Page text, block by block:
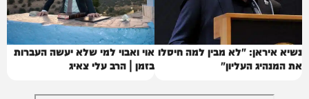
נשיא איראן: "לא מבין למה חיסלו
את המנהיג העליון"
אוי ואבוי למי שלא יעשה העברות
בזמן | הרב עלי צאיג